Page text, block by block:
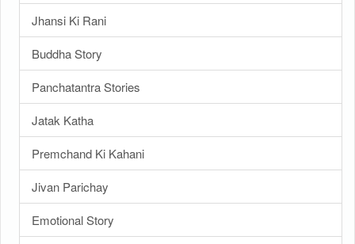
Jhansi Ki Rani
Buddha Story
Panchatantra Stories
Jatak Katha
Premchand Ki Kahani
Jivan Parichay
Emotional Story